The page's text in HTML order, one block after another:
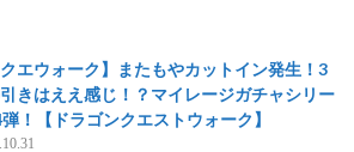
クエウォーク】またもやカットイン発生！3
きはええ感じ！？マイレージガチャシリー
！【ドラゴンクエストウォーク】